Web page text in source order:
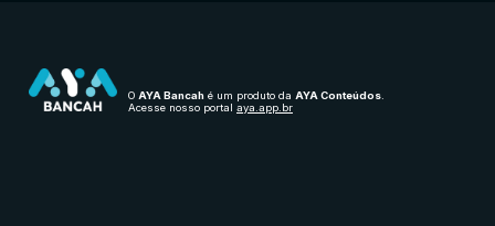
O AYA Bancah é um produto da AYA Conteúdos
Acesse nosso portal aya.app.br